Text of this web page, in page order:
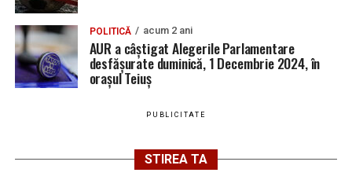
POLITICĂ acum 2 ani
AUR a câștigat Alegerile Parlamentare
desfășurate duminică, 1 Decembrie 2024, în
orașul Teiuș
PUBLICITATE
STIREA TA